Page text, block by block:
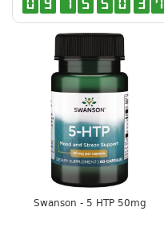
0 9 1 5 5 0 3 6
Swanson - 5 HTP 50mg